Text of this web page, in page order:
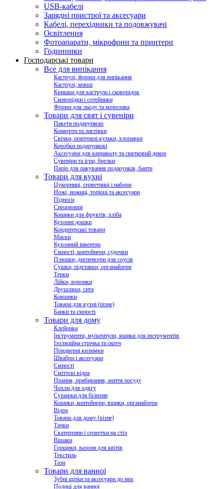
USB-кабелі
Зарядні пристрої та аксесуари
Кабелі, перехідники та подовжувачі
Освітлення
Фотоапарати, мікрофони та принтери
Годинники
Господарські товари
Все для випікання
Каструлі, форми для випікання
Каструлі, ковші
Кришки для каструль і сковорідок
Сковорідки і сотейники
Форми для льоду та морозива
Товари для свят і сувеніри
Пакети подарункові
Конверти та листівки
Свічки, повітряні кульки, хлопавки
Коробки подарункові
Аксесуари для карнавалу та святковий декор
Сувеніри та ігри, брелки
Папір для пакування подарунків, банти
Товари для кухні
Цукорниці, серветниці і набори
Ножі, ножиці, топірці та аксесуари
Підноси
Спецовниці
Кошики для фруктів, хліба
Кухонні дошки
Кондитерські товари
Миски
Кухонний інвентар
Ємності, контейнери, судочки
Пляшки, диспенсери для соусів
Сушки, підставки, органайзери
Терки
Лійки, воронки
Друшляки, сита
Ковшики
Товари для кухні (різне)
Банки та ємності
Товари для дому
Клейонка
Інструменти, мультитули, ящики для інструментів
Ізоляційна стрічка та скотч
Придверні килимки
Швабри і аксесуари
Ємності
Сміттєві відра
Прання, прибирання, миття посуду
Чохли для одягу
Сушарки для білизни
Кошики, контейнери, ящики, органайзери
Відра
Товари для дому (різне)
Тачки
Скатертини і серветки на стіл
Вішаки
Горщики, вазони для квітів
Текстиль
Тази
Товари для ванної
Зубні щітки та аксесуари до них
Полиці для ванної